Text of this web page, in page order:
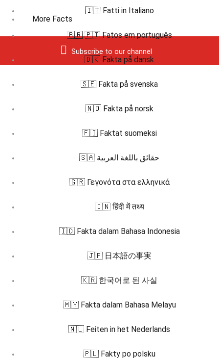
More Facts
Subscribe to our channel
🇮🇹 Fatti in Italiano
🇧🇷 🇵🇹 Fatos em português
🇩🇰 Fakta på dansk
🇸🇪 Fakta på svenska
🇳🇴 Fakta på norsk
🇫🇮 Faktat suomeksi
🇸🇦 حقائق باللغة العربية
🇬🇷 Γεγονότα στα ελληνικά
🇮🇳 हिंदी में तथ्य
🇮🇩 Fakta dalam Bahasa Indonesia
🇯🇵 日本語の事実
🇰🇷 한국어로 된 사실
🇲🇾 Fakta dalam Bahasa Melayu
🇳🇱 Feiten in het Nederlands
🇵🇱 Fakty po polsku